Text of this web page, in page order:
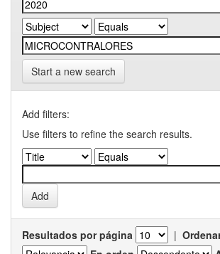
Start a new search
Add filters:
Use filters to refine the search results.
Resultados por página |